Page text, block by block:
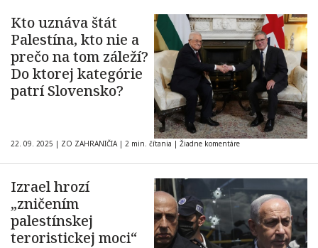
Kto uznáva štát
Palestína, kto nie a
prečo na tom záleží?
Do ktorej kategórie
patrí Slovensko?
22. 09. 2025 | ZO ZAHRANIČIA | 2 min. čítania | Žiadne komentáre
Izrael hrozí
„zničením
palestínskej
teroristickej moci“